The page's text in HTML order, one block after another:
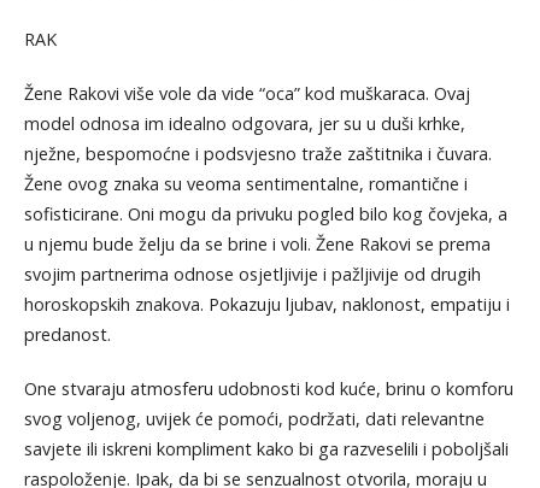
RAK
Žene Rakovi više vole da vide “oca” kod muškaraca. Ovaj
model odnosa im idealno odgovara, jer su u duši krhke,
nježne, bespomoćne i podsvjesno traže zaštitnika i čuvara.
Žene ovog znaka su veoma sentimentalne, romantične i
sofisticirane. Oni mogu da privuku pogled bilo kog čovjeka, a
u njemu bude želju da se brine i voli. Žene Rakovi se prema
svojim partnerima odnose osjetljivije i pažljivije od drugih
horoskopskih znakova. Pokazuju ljubav, naklonost, empatiju i
predanost.
One stvaraju atmosferu udobnosti kod kuće, brinu o komforu
svog voljenog, uvijek će pomoći, podržati, dati relevantne
savjete ili iskreni kompliment kako bi ga razveselili i poboljšali
raspoloženje. Ipak, da bi se senzualnost otvorila, moraju u